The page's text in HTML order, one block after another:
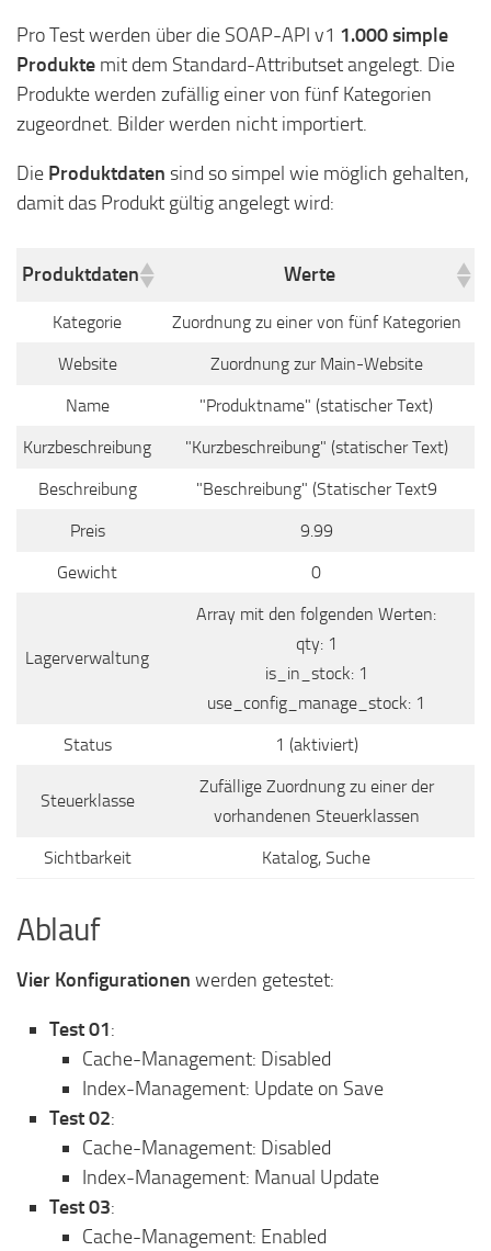
Pro Test werden über die SOAP-API v1 1.000 simple
Produkte mit dem Standard-Attributset angelegt. Die
Produkte werden zufällig einer von fünf Kategorien
zugeordnet. Bilder werden nicht importiert.
Die Produktdaten sind so simpel wie möglich gehalten,
damit das Produkt gültig angelegt wird:
Produktdaten Werte
Kategorie
Zuordnung zu einer von fünf Kategorien
Website
Zuordnung zur Main-Website
Name
"Produktname" (statischer Text)
Kurzbeschreibung
"Kurzbeschreibung" (statischer Text)
Beschreibung
"Beschreibung" (Statischer Text9
Preis
9.99
Gewicht
0
Lagerverwaltung
Array mit den folgenden Werten:
qty: 1
is_in_stock: 1
use_config_manage_stock: 1
Status
1 (aktiviert)
Steuerklasse
Zufällige Zuordnung zu einer der
vorhandenen Steuerklassen
Sichtbarkeit
Katalog, Suche
Ablauf
Vier Konfigurationen werden getestet:
Test 01:
Cache-Management: Disabled
Index-Management: Update on Save
Test 02:
Cache-Management: Disabled
Index-Management: Manual Update
Test 03:
Cache-Management: Enabled